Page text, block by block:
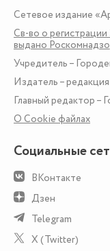
Сетевое издание
Св-во о
выдано
Учредитель –
Издатель –
Главный редактор –
О Сookie файлах
Социальные
ВКонтакте
Дзен
Telegram
X (Twitter)